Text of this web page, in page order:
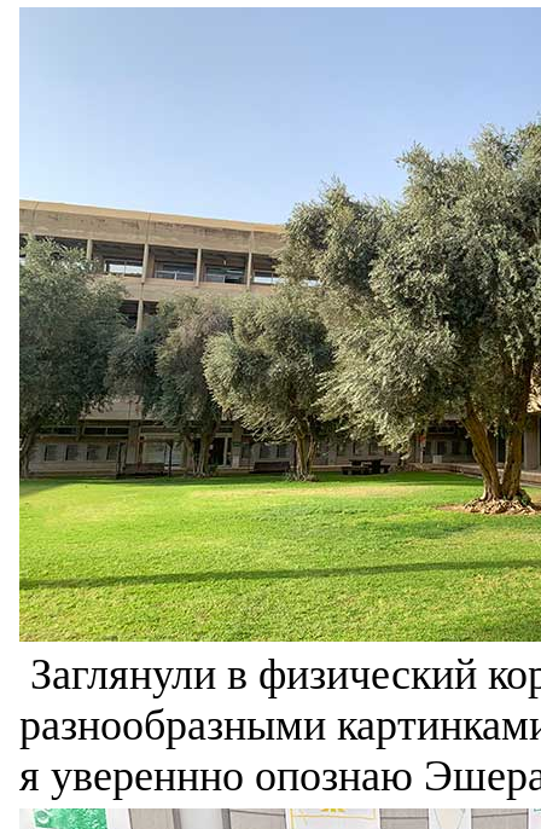
Заглянули в физический
разнообразными
я увереннно опознаю